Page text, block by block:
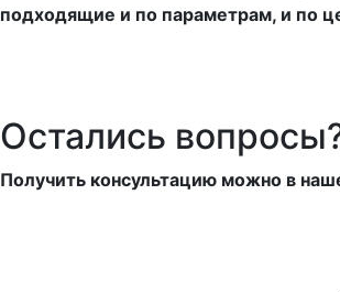
подходящие и по параметрам, и по
Остались
Получить консультацию можно в